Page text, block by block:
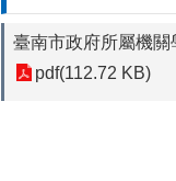
臺南市政府所屬機
pdf(112.72 KB)